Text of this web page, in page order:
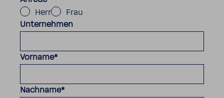
Herr
Frau
Unternehmen
Vorname*
Nachname*